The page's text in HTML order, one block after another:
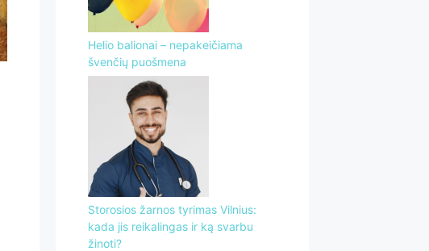
Helio balionai – nepakeičiama
švenčių puošmena
Storosios žarnos tyrimas Vilnius:
kada jis reikalingas ir ką svarbu
žinoti?